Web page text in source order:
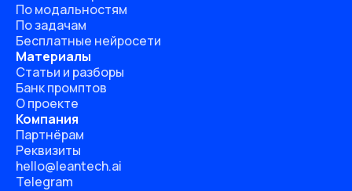
По модальностям
По задачам
Бесплатные нейросети
Материалы
Статьи и разборы
Банк промптов
О проекте
Компания
Партнёрам
Реквизиты
hello@leantech.ai
Telegram